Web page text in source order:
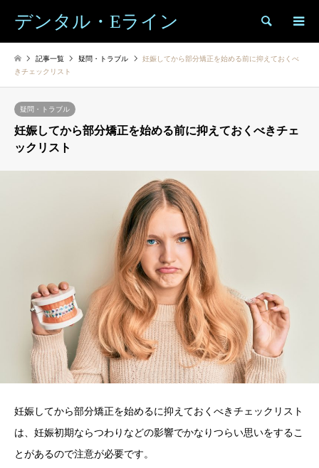
デンタル・Eライン 検索
記事一覧 疑問・トラブル
妊娠してから部分矯正を始める前に抑えておくべ
きチェックリスト
疑問・トラブル
妊娠してから部分矯正を始める前に抑えておくべきチェ
ックリスト
妊娠してから部分矯正を始めるに抑えておくべきチェックリスト
は、妊娠初期ならつわりなどの影響でかなりつらい思いをするこ
とがあるので注意が必要です。